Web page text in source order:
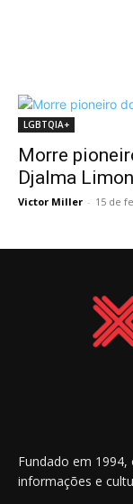
LGBTQIA+
Morre
Djalma
Victor Miller - 15 de
Fundado em
informações e